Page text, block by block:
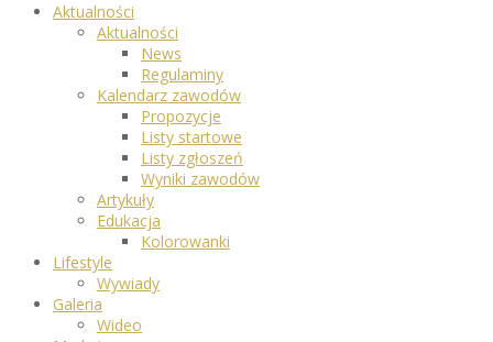
Aktualności
Aktualności
News
Regulaminy
Kalendarz zawodów
Propozycje
Listy startowe
Listy zgłoszeń
Wyniki zawodów
Artykuły
Edukacja
Kolorowanki
Lifestyle
Wywiady
Galeria
Wideo